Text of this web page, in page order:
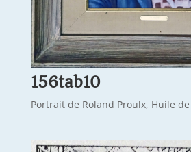
156tab10
Portrait de Roland Proulx, Huile